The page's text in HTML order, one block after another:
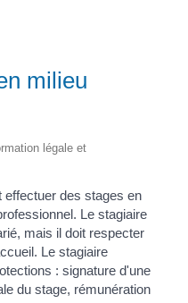
milieu
légale et
effectuer des stages en
Le stagiaire
mais il doit respecter
Le stagiaire
: signature d'une
du stage, rémunération